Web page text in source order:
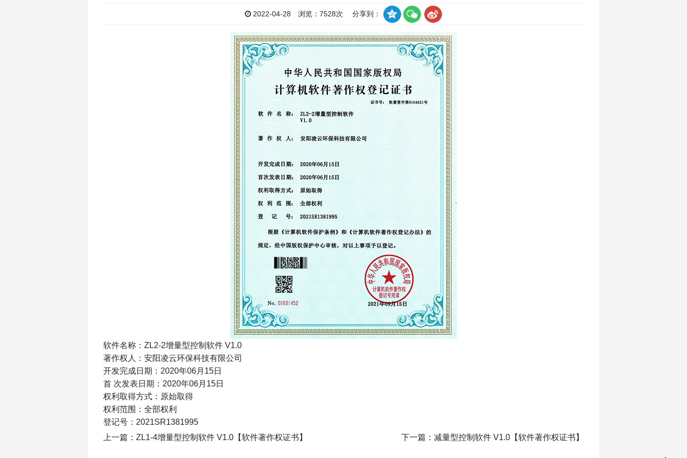
2022-04-28 浏览：7528次 分享到：
软件名称：ZL2-2增量型控制软件 V1.0
著作权人：安阳凌云环保科技有限公司
开发完成日期：2020年06月15日
首 次发表日期：2020年06月15日
权利取得方式：原始取得
权利范围：全部权利
登记号：2021SR1381995
上一篇： ZL1-4增量型控制软件 V1.0【软件著作权证书】 下一篇： 减量型控制软件 V1.0【软件著作权证书】